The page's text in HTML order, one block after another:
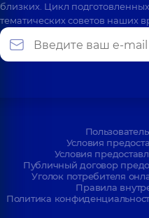
близких. Цикл
тематических советов наших
Условия
Условия
Публичный договор
Уголок потребителя
Правила
Политика